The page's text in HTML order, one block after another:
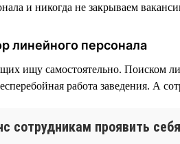
и никогда не закрываем
линейного персонала
ищу самостоятельно. Поиском
работа заведения. А
сотрудникам проявить себя